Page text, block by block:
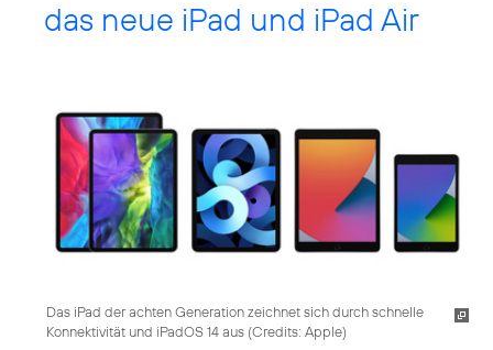
das neue iPad und iPad Air
Das iPad der achten Generation zeichnet sich durch schnelle
Konnektivität und iPadOS 14 aus (Credits: Apple)